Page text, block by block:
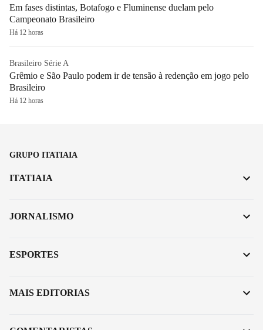
Em fases distintas, Botafogo e Fluminense duelam pelo
Campeonato Brasileiro
Há 12 horas
Brasileiro Série A
Grêmio e São Paulo podem ir de tensão à redenção em jogo pelo
Brasileiro
Há 12 horas
GRUPO ITATIAIA
ITATIAIA
JORNALISMO
ESPORTES
MAIS EDITORIAS